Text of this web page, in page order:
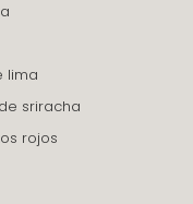
lima
sriracha
rojos